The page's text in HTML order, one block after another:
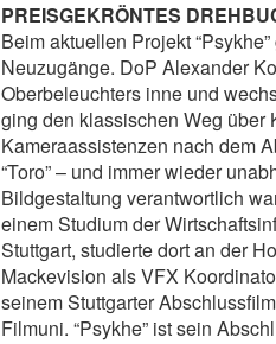
PREISGEKRÖNTES
Beim aktuellen Projekt
Neuzugänge. DoP Alexander
Oberbeleuchters inne und
ging den klassischen Weg über
Kameraassistenzen nach dem
“Toro” – und immer wieder
Bildgestaltung verantwortlich
einem Studium der
Stuttgart, studierte dort an der
Mackevision als VFX
seinem Stuttgarter
Filmuni. “Psykhe” ist sein